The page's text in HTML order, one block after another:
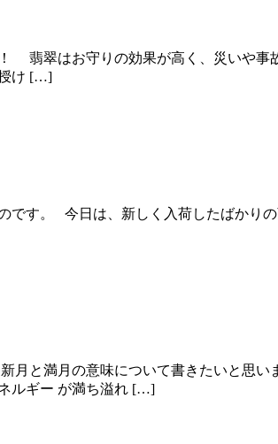
翡翠はお守りの効果が高く、災いや事
授け […]
です。 今日は、新しく入荷したばかり
月と満月の意味について書きたいと思
ルギー が満ち溢れ […]